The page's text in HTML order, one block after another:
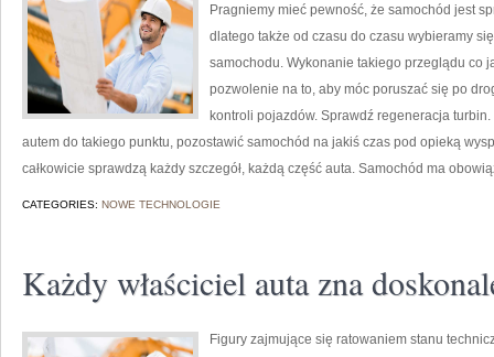
Pragniemy mieć pewność, że samochód jest
dlatego także od czasu do czasu wybieramy
samochodu. Wykonanie takiego przeglądu co
pozwolenie na to, aby móc poruszać się po
kontroli pojazdów. Sprawdź regeneracja
autem do takiego punktu, pozostawić samochód na jakiś czas pod opieką
całkowicie sprawdzą każdy szczegół, każdą część auta. Samochód ma
CATEGORIES: NOWE TECHNOLOGIE
Każdy właściciel auta zna
Figury zajmujące się ratowaniem stanu